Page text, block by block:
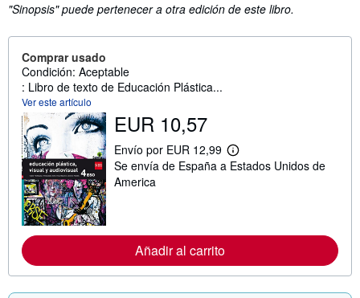
"Sinopsis" puede pertenecer a otra edición de este libro.
Comprar usado
Condición: Aceptable
: Libro de texto de Educación Plástica...
Ver este artículo
EUR 10,57
Envío por EUR 12,99
M
á
r
a
c
Se envía de España a Estados Unidos de
America
Añadir al carrito